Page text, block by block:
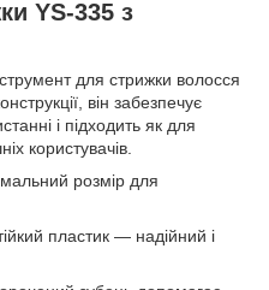
YS-335 з
для стрижки волосся
він забезпечує
і підходить як для
користувачів.
розмір для
пластик — надійний і